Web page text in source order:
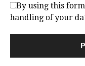
By using this
handling of your